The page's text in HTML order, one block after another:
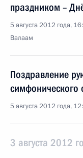
праздником –
5 августа 2012 года,
Валаам
Поздравление
симфонического
5 августа 2012 года,
3 августа 2012